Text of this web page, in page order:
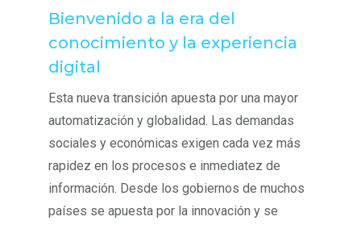
Bienvenido a la era del
conocimiento y la experiencia
digital
Esta nueva transición apuesta por una mayor
automatización y globalidad. Las demandas
sociales y económicas exigen cada vez más
rapidez en los procesos e inmediatez de
información. Desde los gobiernos de muchos
países se apuesta por la innovación y se